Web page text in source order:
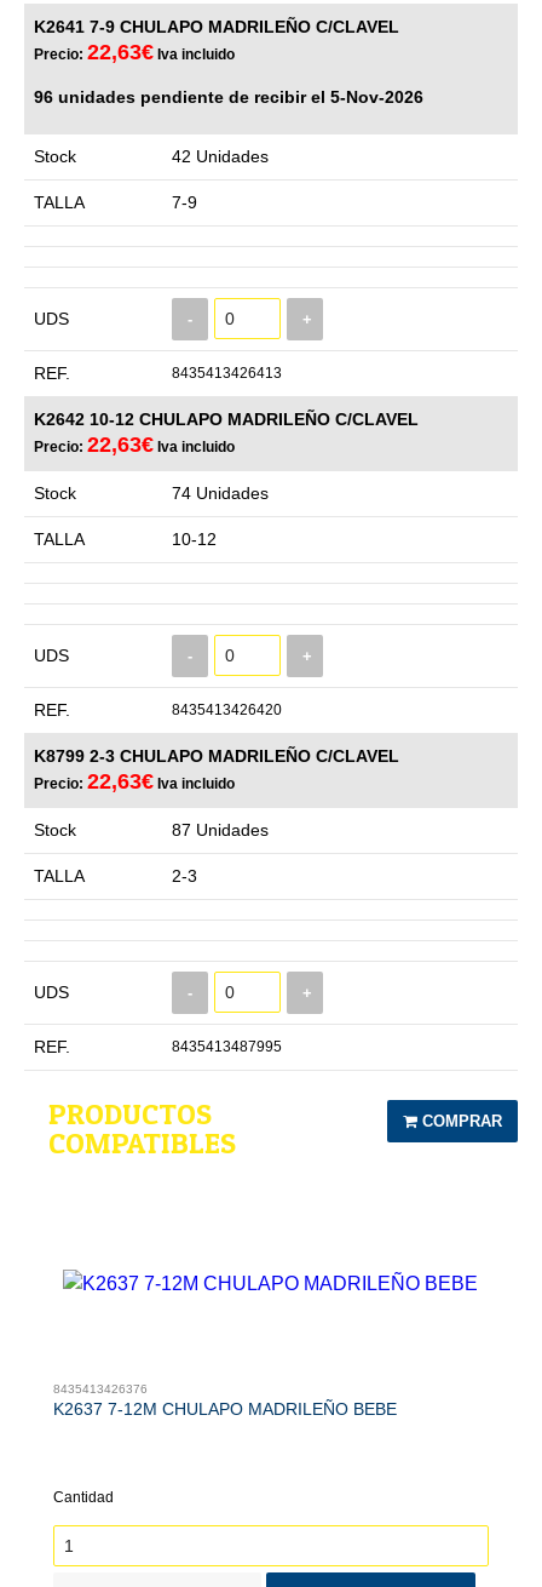
K2641 7-9 CHULAPO MADRILEÑO C/CLAVEL
Precio: 22,63€ Iva incluido
96 unidades pendiente de recibir el 5-Nov-2026
Stock 42 Unidades
TALLA 7-9
UDS - +
REF. 8435413426413
K2642 10-12 CHULAPO MADRILEÑO C/CLAVEL
Precio: 22,63€ Iva incluido
Stock 74 Unidades
TALLA 10-12
UDS - +
REF. 8435413426420
K8799 2-3 CHULAPO MADRILEÑO C/CLAVEL
Precio: 22,63€ Iva incluido
Stock 87 Unidades
TALLA 2-3
UDS - +
REF. 8435413487995
COMPRAR
PRODUCTOS
COMPATIBLES
8435413426376
K2637 7-12M CHULAPO MADRILEÑO BEBE
Cantidad